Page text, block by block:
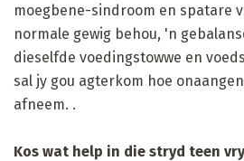
moegbene-sindroom en spatare
normale gewig behou, 'n
dieselfde voedingstowwe en
sal jy gou agterkom hoe
afneem. .
Kos wat help in die stryd teen